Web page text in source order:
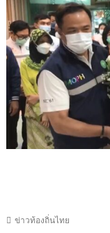
ข่าวท้องถิ่นไทย